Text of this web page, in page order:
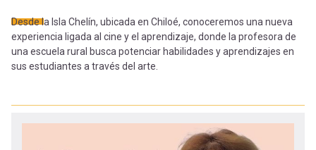
Mobile]
entrar
la
navegación
Desde la Isla Chelín, ubicada en Chiloé, conoceremos una nueva
experiencia ligada al cine y el aprendizaje, donde la profesora de
una escuela rural busca potenciar habilidades y aprendizajes en
sus estudiantes a través del arte.